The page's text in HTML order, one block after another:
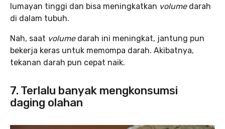
lumayan tinggi dan bisa meningkatkan volumedarah
di dalam tubuh.
Nah, saat volumedarah ini meningkat, jantung pun
bekerja keras untuk memompa darah. Akibatnya,
tekanan darah pun cepat naik.
7. Terlalu banyak mengkonsumsi
daging olahan